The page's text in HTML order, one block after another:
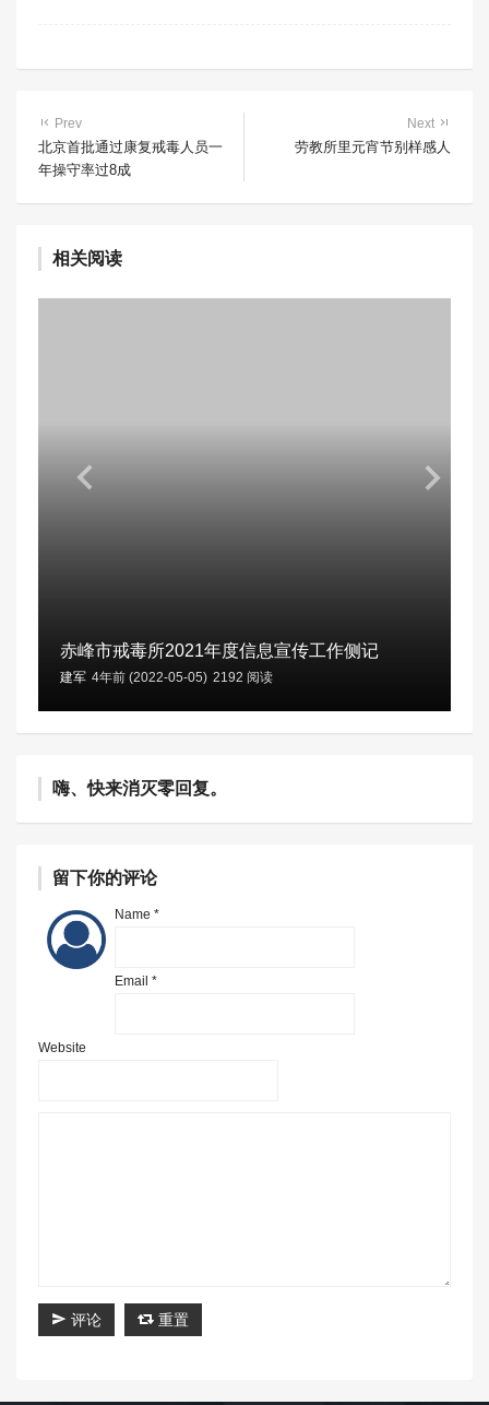
Prev
北京首批通过康复戒毒人员一
年操守率过8成
Next
劳教所里元宵节别样感人
相关阅读
赤峰市戒毒所2021年度信息宣传工作侧记
建军 4年前 (2022-05-05) 2192 阅读
嗨、快来消灭零回复。
留下你的评论
Name *
Email *
Website
评论 重置